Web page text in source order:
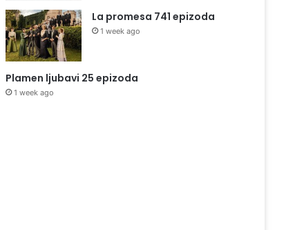
La promesa 741 epizoda
1 week ago
Plamen ljubavi 25 epizoda
1 week ago